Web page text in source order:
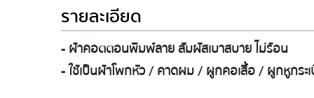
รายละเอียด
- ผ้าคอตตอนพิมพ์ลาย สัมผัสเบาสบาย ไม่ร้อน
- ใช้เป็นผ้าโพกหัว / คาดผม / ผูกคอเสื้อ / ผูกหูกระเ